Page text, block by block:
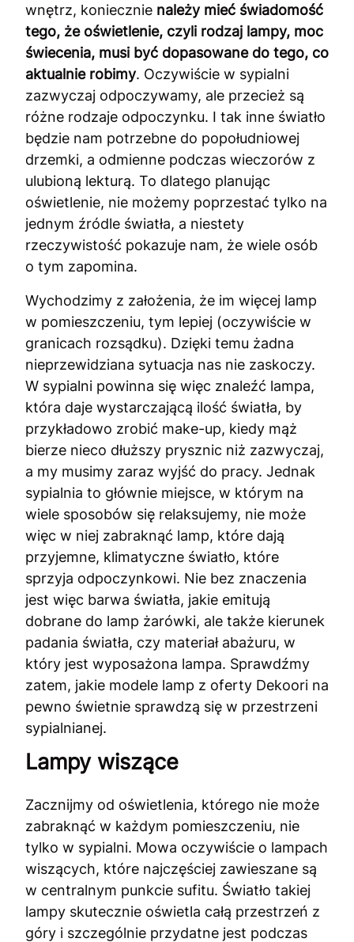
wnętrz, koniecznie należy mieć świadomość
tego, że oświetlenie, czyli rodzaj lampy, moc
świecenia, musi być dopasowane do tego, co
aktualnie robimy. Oczywiście w sypialni
zazwyczaj odpoczywamy, ale przecież są
różne rodzaje odpoczynku. I tak inne światło
będzie nam potrzebne do popołudniowej
drzemki, a odmienne podczas wieczorów z
ulubioną lekturą. To dlatego planując
oświetlenie, nie możemy poprzestać tylko na
jednym źródle światła, a niestety
rzeczywistość pokazuje nam, że wiele osób
o tym zapomina.
Wychodzimy z założenia, że im więcej lamp
w pomieszczeniu, tym lepiej (oczywiście w
granicach rozsądku). Dzięki temu żadna
nieprzewidziana sytuacja nas nie zaskoczy.
W sypialni powinna się więc znaleźć lampa,
która daje wystarczającą ilość światła, by
przykładowo zrobić make-up, kiedy mąż
bierze nieco dłuższy prysznic niż zazwyczaj,
a my musimy zaraz wyjść do pracy. Jednak
sypialnia to głównie miejsce, w którym na
wiele sposobów się relaksujemy, nie może
więc w niej zabraknąć lamp, które dają
przyjemne, klimatyczne światło, które
sprzyja odpoczynkowi. Nie bez znaczenia
jest więc barwa światła, jakie emitują
dobrane do lamp żarówki, ale także kierunek
padania światła, czy materiał abażuru, w
który jest wyposażona lampa. Sprawdźmy
zatem, jakie modele lamp z oferty Dekoori na
pewno świetnie sprawdzą się w przestrzeni
sypialnianej.
Lampy wiszące
Zacznijmy od oświetlenia, którego nie może
zabraknąć w każdym pomieszczeniu, nie
tylko w sypialni. Mowa oczywiście o lampach
wiszących, które najczęściej zawieszane są
w centralnym punkcie sufitu. Światło takiej
lampy skutecznie oświetla całą przestrzeń z
góry i szczególnie przydatne jest podczas